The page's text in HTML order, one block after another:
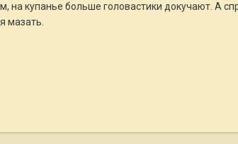
на купанье больше головастики докучают. А
мазать.